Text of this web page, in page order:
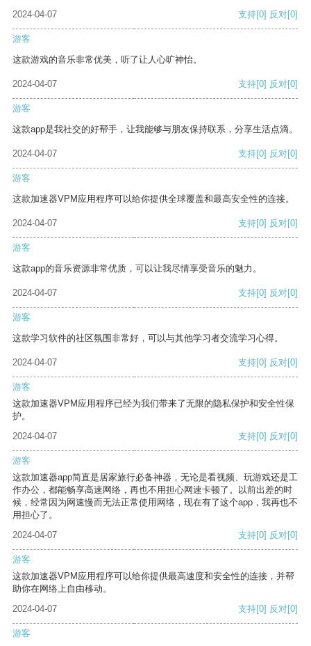
2024-04-07 支持[0] 反对[0]
游客
这款游戏的音乐非常优美，听了让人心旷神怡。
2024-04-07 支持[0] 反对[0]
游客
这款app是我社交的好帮手，让我能够与朋友保持联系，分享生活点滴。
2024-04-07 支持[0] 反对[0]
游客
这款加速器VPM应用程序可以给你提供全球覆盖和最高安全性的连接。
2024-04-07 支持[0] 反对[0]
游客
这款app的音乐资源非常优质，可以让我尽情享受音乐的魅力。
2024-04-07 支持[0] 反对[0]
游客
这款学习软件的社区氛围非常好，可以与其他学习者交流学习心得。
2024-04-07 支持[0] 反对[0]
游客
这款加速器VPM应用程序已经为我们带来了无限的隐私保护和安全性保
护。
2024-04-07
支持[0] 反对[0]
游客
这款加速器app简直是居家旅行必备神器，无论是看视频、玩游戏还是工
作办公，都能畅享高速网络，再也不用担心网速卡顿了。以前出差的时
候，经常因为网速慢而无法正常使用网络，现在有了这个app，我再也不
用担心了。
2024-04-07
支持[0] 反对[0]
游客
这款加速器VPM应用程序可以给你提供最高速度和安全性的连接，并帮
助你在网络上自由移动。
2024-04-07
支持[0] 反对[0]
游客